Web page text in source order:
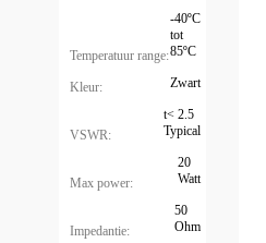
Temperatuur range:
-40ºC
tot
85ºC
Kleur: Zwart
VSWR:
t< 2.5
Typical
Max power:
20
Watt
Impedantie:
50
Ohm